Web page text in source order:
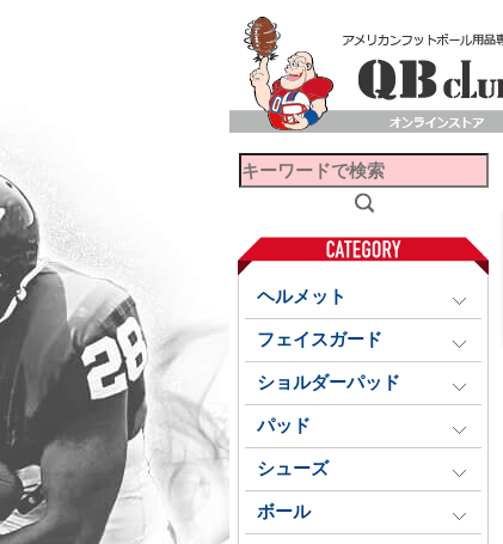
ヘルメット
フェイスガード
ショルダーパッド
パッド
シューズ
ボール